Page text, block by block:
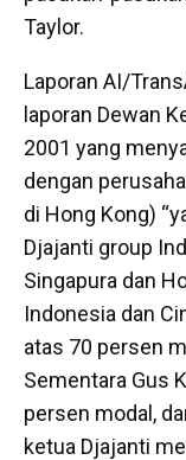
Taylor.
Laporan AI/
laporan Dewan
2001 yang
dengan
di Hong Kong)
Djajanti group
Singapura dan
Indonesia dan
atas 70 persen
Sementara Gus
persen modal,
ketua Djajanti